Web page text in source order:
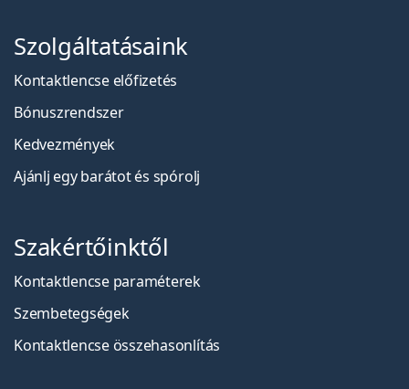
Szolgáltatásaink
Kontaktlencse előfizetés
Bónuszrendszer
Kedvezmények
Ajánlj egy barátot és spórolj
Szakértőinktől
Kontaktlencse paraméterek
Szembetegségek
Kontaktlencse összehasonlítás